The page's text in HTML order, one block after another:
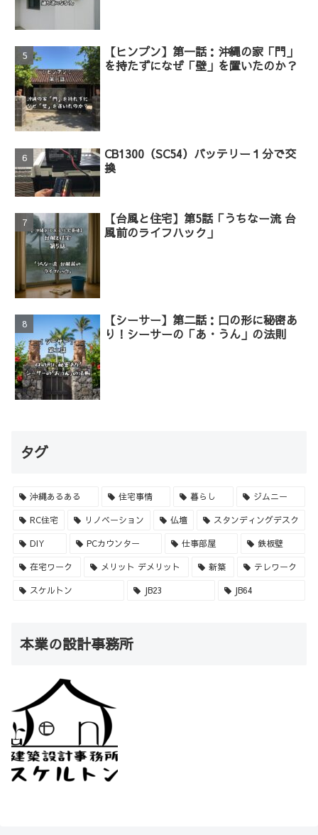
【ヒンプン】第一話：沖縄の家「門」
を持たずになぜ「壁」を置いたのか？
CB1300（SC54）バッテリー１分で交
換
【台風と住宅】第5話「うちなー流 台
風前のライフハック」
【シーサー】第二話：口の形に秘密あ
り！シーサーの「あ・うん」の法則
タグ
沖縄あるある 住宅事情 暮らし ジムニー
RC住宅 リノベーション 仏壇 スタンディングデスク
DIY PCカウンター 仕事部屋 鉄板壁
在宅ワーク メリット デメリット 新築 テレワーク
スケルトン JB23 JB64
本業の設計事務所